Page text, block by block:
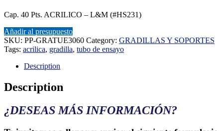
Cap. 40 Pts. ACRILICO – L&M (#HS231)
Añadir al presupuesto
SKU: PP-GRATUE3060 Category: GRADILLAS Y SOPORTES
Tags: acrilica, gradilla, tubo de ensayo
Description
Description
¿DESEAS MÁS INFORMACIÓN?